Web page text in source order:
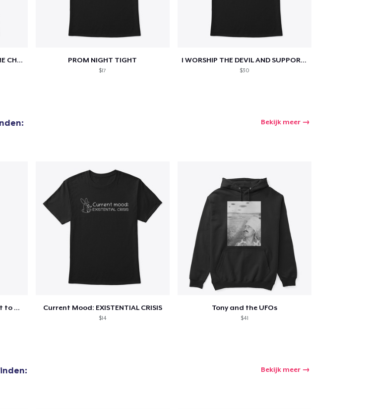
TOTALLY A GOOD WHOLESOME CHRISTIAN... PROM NIGHT TIGHT
$17
I WORSHIP THE DEVIL AND SUPPORT THE...
$30
Bekijk meer
Your opinion matters, Just not to me! Current Mood: EXISTENTIAL CRISIS
$14
Tony and the UFOs
$41
Bekijk meer
toegevoegd Ga naar winkelwagen